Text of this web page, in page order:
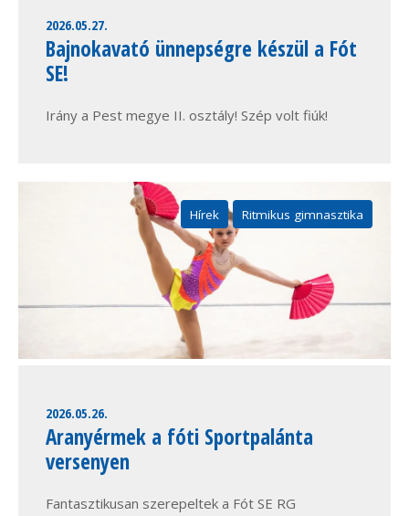
2026.05.27.
Bajnokavató ünnepségre készül a Fót
SE!
Irány a Pest megye II. osztály! Szép volt fiúk!
Hírek Ritmikus gimnasztika
2026.05.26.
Aranyérmek a fóti Sportpalánta
versenyen
Fantasztikusan szerepeltek a Fót SE RG